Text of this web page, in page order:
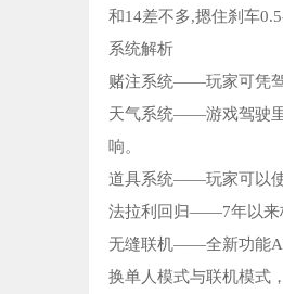
和14差不多,摁住刹车
系统解析
赌注系统——玩家可凭驾
天气系统——游戏驾驶里
响。
道具系统——玩家可以使
法拉利回归——7年以来
无缝联机——全新功能
换单人模式与联机模式